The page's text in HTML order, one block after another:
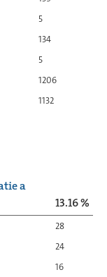
5
134
5
1206
1132
a
13.16 %
28
24
16